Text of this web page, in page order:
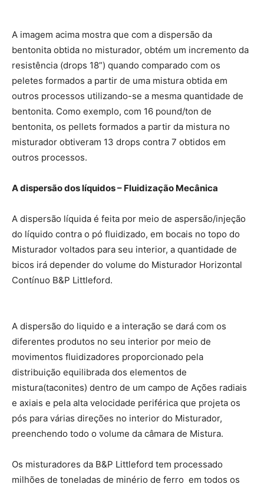
A imagem acima mostra que com a dispersão da
bentonita obtida no misturador, obtém um incremento da
resistência (drops 18”) quando comparado com os
peletes formados a partir de uma mistura obtida em
outros processos utilizando-se a mesma quantidade de
bentonita. Como exemplo, com 16 pound/ton de
bentonita, os pellets formados a partir da mistura no
misturador obtiveram 13 drops contra 7 obtidos em
outros processos.
A dispersão dos líquidos – Fluidização Mecânica
A dispersão líquida é feita por meio de aspersão/injeção
do líquido contra o pó fluidizado, em bocais no topo do
Misturador voltados para seu interior, a quantidade de
bicos irá depender do volume do Misturador Horizontal
Contínuo B&P Littleford.
A dispersão do liquido e a interação se dará com os
diferentes produtos no seu interior por meio de
movimentos fluidizadores proporcionado pela
distribuição equilibrada dos elementos de
mistura(taconites) dentro de um campo de Ações radiais
e axiais e pela alta velocidade periférica que projeta os
pós para várias direções no interior do Misturador,
preenchendo todo o volume da câmara de Mistura.
Os misturadores da B&P Littleford tem processado
milhões de toneladas de minério de ferro em todos os